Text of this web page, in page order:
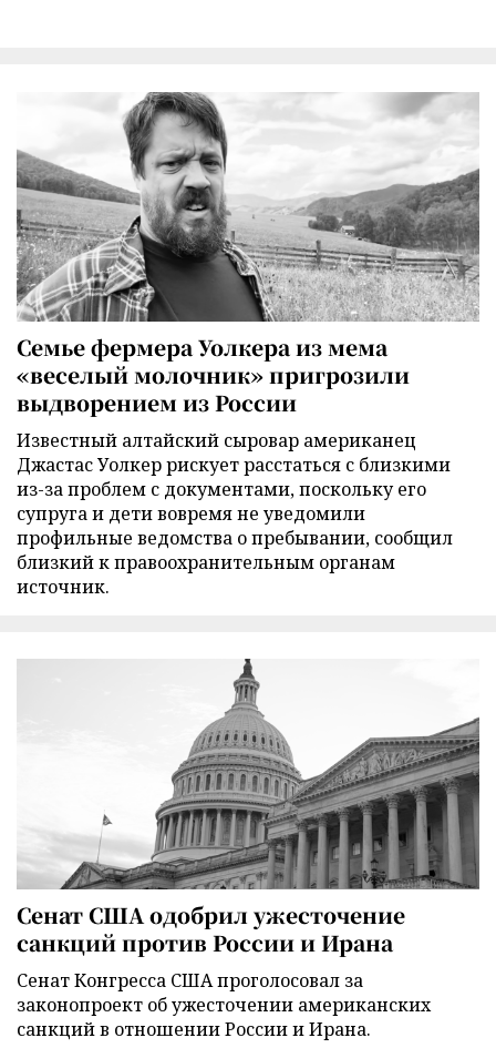
Семье фермера Уолкера из мема
«веселый молочник» пригрозили
выдворением из России
Известный алтайский сыровар американец
Джастас Уолкер рискует расстаться с близкими
из-за проблем с документами, поскольку его
супруга и дети вовремя не уведомили
профильные ведомства о пребывании, сообщил
близкий к правоохранительным органам
источник.
Сенат США одобрил ужесточение
санкций против России и Ирана
Сенат Конгресса США проголосовал за
законопроект об ужесточении американских
санкций в отношении России и Ирана.